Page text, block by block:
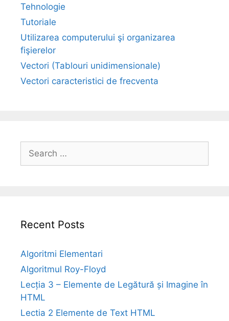
Tehnologie
Tutoriale
Utilizarea computerului şi organizarea
fişierelor
Vectori (Tablouri unidimensionale)
Vectori caracteristici de frecventa
for:
Recent Posts
Algoritmi Elementari
Algoritmul Roy-Floyd
Lecția 3 – Elemente de Legătură și Imagine în
HTML
Lectia 2 Elemente de Text HTML